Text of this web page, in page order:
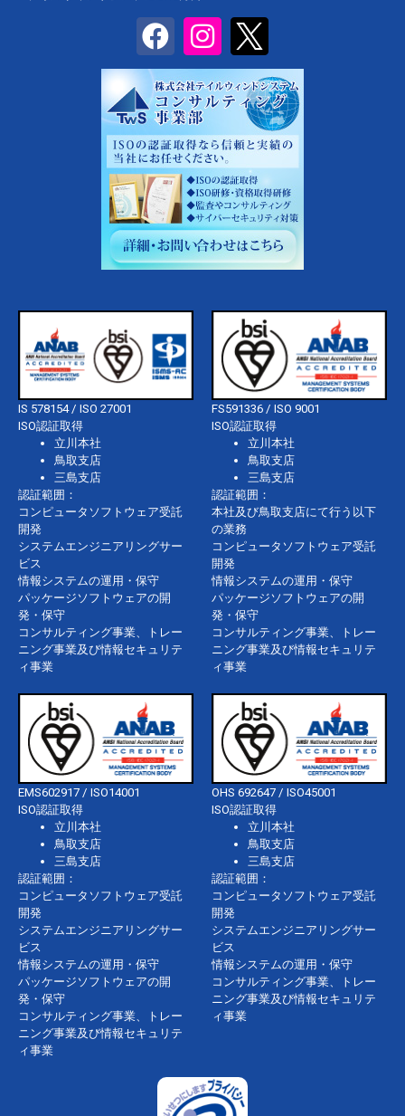
IS 578154 / ISO 27001
ISO認証取得
立川本社
鳥取支店
三島支店
認証範囲：
コンピュータソフトウェア受託
開発
システムエンジニアリングサー
ビス
情報システムの運用・保守
パッケージソフトウェアの開
発・保守
コンサルティング事業、トレー
ニング事業及び情報セキュリテ
ィ事業
FS591336 / ISO 9001
ISO認証取得
立川本社
鳥取支店
三島支店
認証範囲：
本社及び鳥取支店にて行う以下
の業務
コンピュータソフトウェア受託
開発
情報システムの運用・保守
パッケージソフトウェアの開
発・保守
コンサルティング事業、トレー
ニング事業及び情報セキュリテ
ィ事業
EMS602917 / ISO14001
ISO認証取得
立川本社
鳥取支店
三島支店
認証範囲：
コンピュータソフトウェア受託
開発
システムエンジニアリングサー
ビス
情報システムの運用・保守
パッケージソフトウェアの開
発・保守
コンサルティング事業、トレー
ニング事業及び情報セキュリテ
ィ事業
OHS 692647 / ISO45001
ISO認証取得
立川本社
鳥取支店
三島支店
認証範囲：
コンピュータソフトウェア受託
開発
システムエンジニアリングサー
ビス
情報システムの運用・保守
コンサルティング事業、トレー
ニング事業及び情報セキュリテ
ィ事業